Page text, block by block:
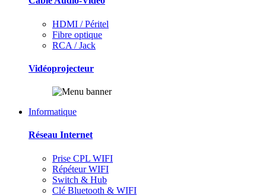
HDMI / Péritel
Fibre optique
RCA / Jack
Vidéoprojecteur
Informatique
Réseau Internet
Prise CPL WIFI
Répéteur WIFI
Switch & Hub
Clé Bluetooth & WIFI